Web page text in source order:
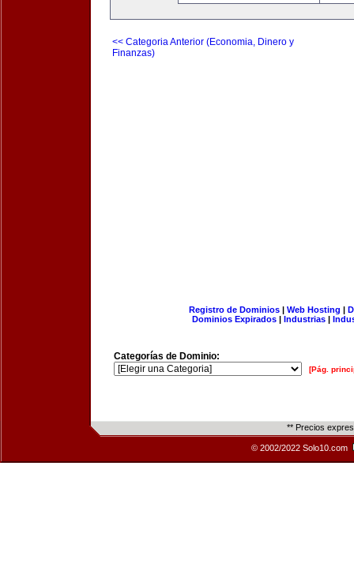
<< Categoria Anterior (Economia, Dinero y
Finanzas)
Registro de Dominios| Web Hosting |
Dominios Expirados | Industrias |
Categorías de Dominio:
[Pág.
** Precios
© 2002/2022 Solo10.com